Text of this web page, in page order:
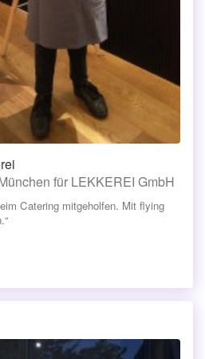
für LEKKEREI GmbH
Catering mitgeholfen. Mit flying